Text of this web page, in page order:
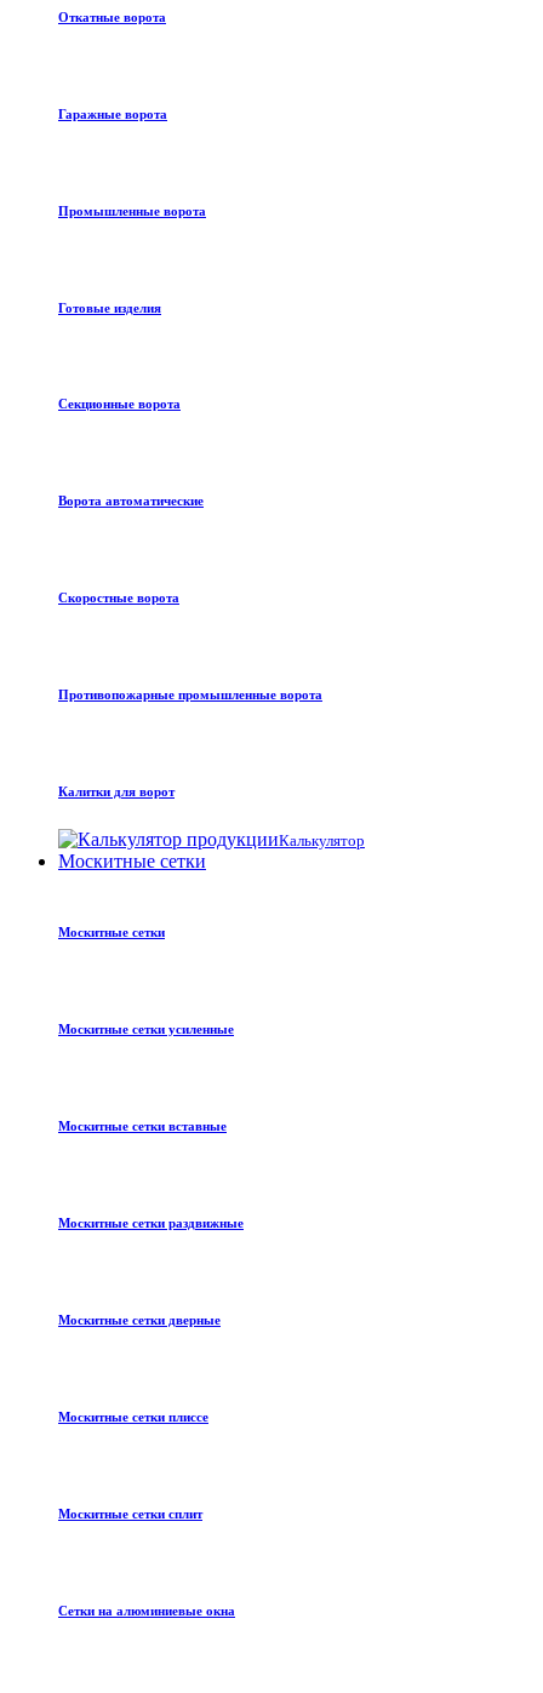
Откатные ворота
Гаражные ворота
Промышленные ворота
Готовые изделия
Секционные ворота
Ворота автоматические
Скоростные ворота
Противопожарные промышленные ворота
Калитки для ворот
Калькулятор
Москитные сетки
Москитные сетки
Москитные сетки усиленные
Москитные сетки вставные
Москитные сетки раздвижные
Москитные сетки дверные
Москитные сетки плиссе
Москитные сетки сплит
Сетки на алюминиевые окна